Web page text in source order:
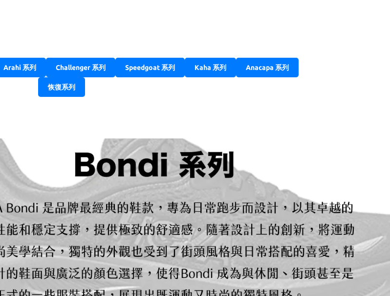
Arahi 系列 Challenger 系列 Speedgoat 系列 Kaha 系列 Anacapa 系列
恢復系列